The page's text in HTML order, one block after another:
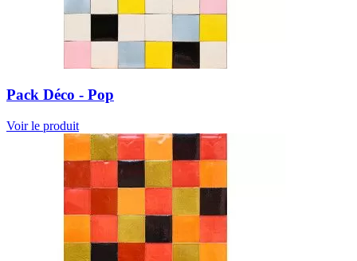
Pack Déco - Pop
Voir le produit